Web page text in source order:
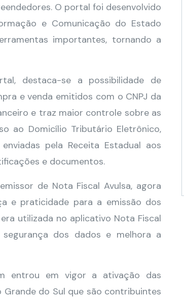
O portal foi desenvolvido
e Comunicação do Estado
importantes, tornando a
destaca-se a possibilidade de
e venda emitidos com o CNPJ da
e traz maior controle sobre as
ao Domicílio Tributário Eletrônico,
pela Receita Estadual aos
e documentos.
de Nota Fiscal Avulsa, agora
e praticidade para a emissão dos
utilizada no aplicativo Nota Fiscal
dos dados e melhora a
entrou em vigor a ativação das
Grande do Sul que são contribuintes